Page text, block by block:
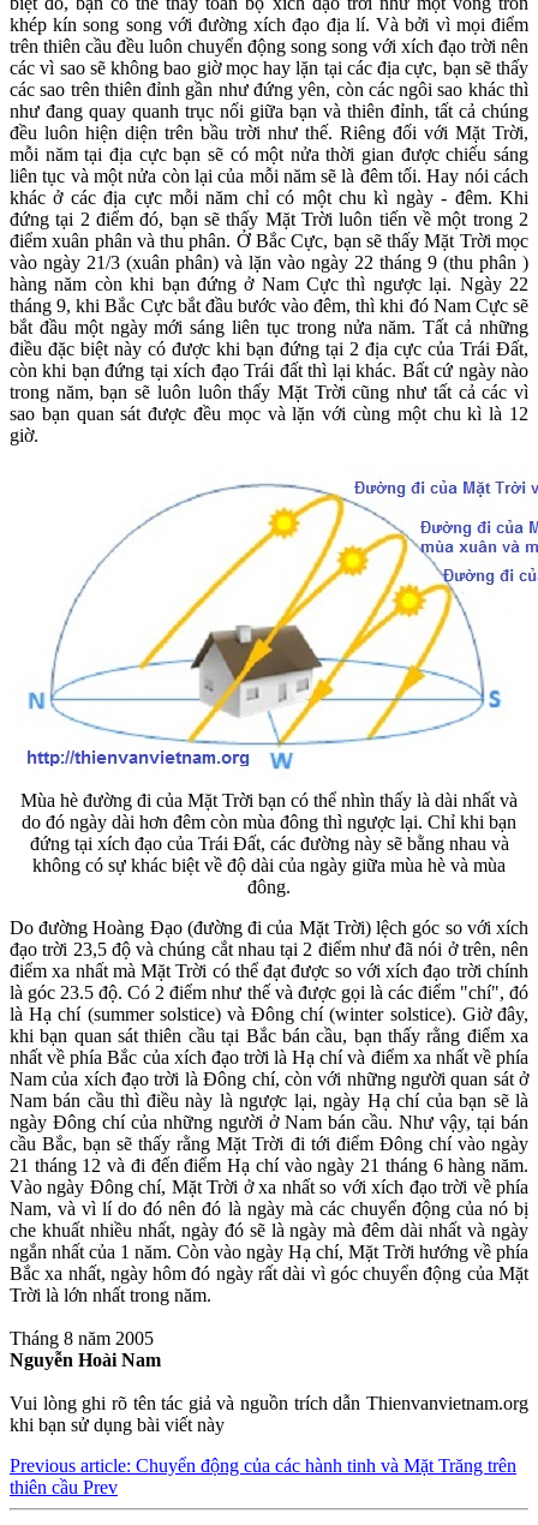
khép kín song song với đường xích đạo địa lí. Và bởi vì mọi điểm
trên thiên cầu đều luôn chuyển động song song với xích đạo trời nên
các vì sao sẽ không bao giờ mọc hay lặn tại các địa cực, bạn sẽ thấy
các sao trên thiên đỉnh gần như đứng yên, còn các ngôi sao khác thì
như đang quay quanh trục nối giữa bạn và thiên đỉnh, tất cả chúng
đều luôn hiện diện trên bầu trời như thế. Riêng đối với Mặt Trời,
mỗi năm tại địa cực bạn sẽ có một nửa thời gian được chiếu sáng
liên tục và một nửa còn lại của mỗi năm sẽ là đêm tối. Hay nói cách
khác ở các địa cực mỗi năm chỉ có một chu kì ngày - đêm. Khi
đứng tại 2 điểm đó, bạn sẽ thấy Mặt Trời luôn tiến về một trong 2
điểm xuân phân và thu phân. Ở Bắc Cực, bạn sẽ thấy Mặt Trời mọc
vào ngày 21/3 (xuân phân) và lặn vào ngày 22 tháng 9 (thu phân )
hàng năm còn khi bạn đứng ở Nam Cực thì ngược lại. Ngày 22
tháng 9, khi Bắc Cực bắt đầu bước vào đêm, thì khi đó Nam Cực sẽ
bắt đầu một ngày mới sáng liên tục trong nửa năm. Tất cả những
điều đặc biệt này có được khi bạn đứng tại 2 địa cực của Trái Đất,
còn khi bạn đứng tại xích đạo Trái đất thì lại khác. Bất cứ ngày nào
trong năm, bạn sẽ luôn luôn thấy Mặt Trời cũng như tất cả các vì
sao bạn quan sát được đều mọc và lặn với cùng một chu kì là 12
giờ.
Mùa hè đường đi của Mặt Trời bạn có thể nhìn thấy là dài nhất và
do đó ngày dài hơn đêm còn mùa đông thì ngược lại. Chỉ khi bạn
đứng tại xích đạo của Trái Đất, các đường này sẽ bằng nhau và
không có sự khác biệt về độ dài của ngày giữa mùa hè và mùa
đông.
Do đường Hoàng Đạo (đường đi của Mặt Trời) lệch góc so với xích
đạo trời 23,5 độ và chúng cắt nhau tại 2 điểm như đã nói ở trên, nên
điểm xa nhất mà Mặt Trời có thể đạt được so với xích đạo trời chính
là góc 23.5 độ. Có 2 điểm như thế và được gọi là các điểm "chí", đó
là Hạ chí (summer solstice) và Đông chí (winter solstice). Giờ đây,
khi bạn quan sát thiên cầu tại Bắc bán cầu, bạn thấy rằng điểm xa
nhất về phía Bắc của xích đạo trời là Hạ chí và điểm xa nhất về phía
Nam của xích đạo trời là Đông chí, còn với những người quan sát ở
Nam bán cầu thì điều này là ngược lại, ngày Hạ chí của bạn sẽ là
ngày Đông chí của những người ở Nam bán cầu. Như vậy, tại bán
cầu Bắc, bạn sẽ thấy rằng Mặt Trời đi tới điểm Đông chí vào ngày
21 tháng 12 và đi đến điểm Hạ chí vào ngày 21 tháng 6 hàng năm.
Vào ngày Đông chí, Mặt Trời ở xa nhất so với xích đạo trời về phía
Nam, và vì lí do đó nên đó là ngày mà các chuyển động của nó bị
che khuất nhiều nhất, ngày đó sẽ là ngày mà đêm dài nhất và ngày
ngắn nhất của 1 năm. Còn vào ngày Hạ chí, Mặt Trời hướng về phía
Bắc xa nhất, ngày hôm đó ngày rất dài vì góc chuyển động của Mặt
Trời là lớn nhất trong năm.
Tháng 8 năm 2005
Nguyễn Hoài Nam
Vui lòng ghi rõ tên tác giả và nguồn trích dẫn Thienvanvietnam.org
khi bạn sử dụng bài viết này
Previous article: Chuyển động của các hành tinh và Mặt Trăng trên
thiên cầu Prev